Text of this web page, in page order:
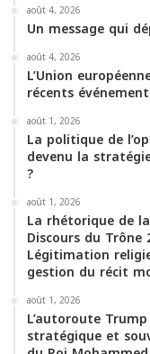
août 4, 2026
Un message qui
août 4, 2026
L’Union
récents
août 1, 2026
La politique de
devenu la
?
août 1, 2026
La rhétorique de
Discours du Trône
Légitimation
gestion du récit
août 1, 2026
L’autoroute
stratégique et